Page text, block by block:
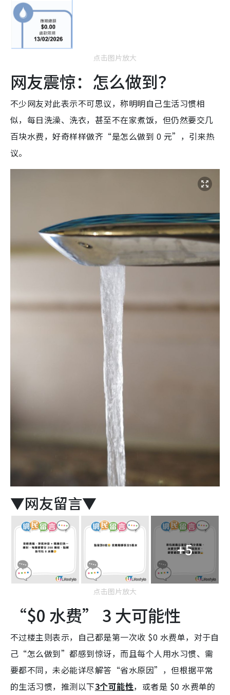
点击图片放大
网友震惊：怎么做到？
不少网友对此表示不可思议，称明明自己生活习惯相
似，每日洗澡、洗衣，甚至不在家煮饭，但仍然要交几
百块水费，好奇样样做齐“是怎么做到 0 元”，引来热
议。
▼网友留言▼
+5
点击图片放大
“$0 水费” 3 大可能性
不过楼主则表示，自己都是第一次收 $0 水费单，对于自
己“怎么做到”都感到惊讶，而且每个人用水习惯、需
要都不同，未必能详尽解答“省水原因”，但根据平常
的生活习惯，推测以下3个可能性，或者是 $0 水费单的